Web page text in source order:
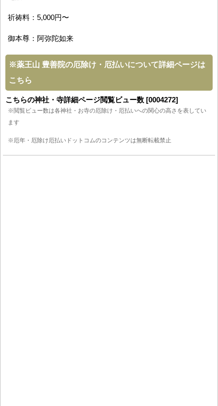
祈祷料：5,000円〜
御本尊：阿弥陀如来
※薬王山 豊善院の厄除け・厄払いについて詳細ページは
こちら
こちらの神社・寺詳細ページ閲覧ビュー数 [0004272]
※閲覧ビュー数は各神社・お寺の厄除け・厄払いへの関心の高さを表してい
ます
※厄年・厄除け厄払いドットコムのコンテンツは無断転載禁止